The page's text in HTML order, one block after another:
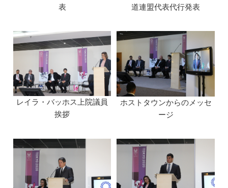
表
道連盟代表代行発表
レイラ・バッホス上院議員
挨拶
ホストタウンからのメッセ
ージ